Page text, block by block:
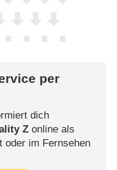
per
dich
Zonline als
oder im Fernsehen